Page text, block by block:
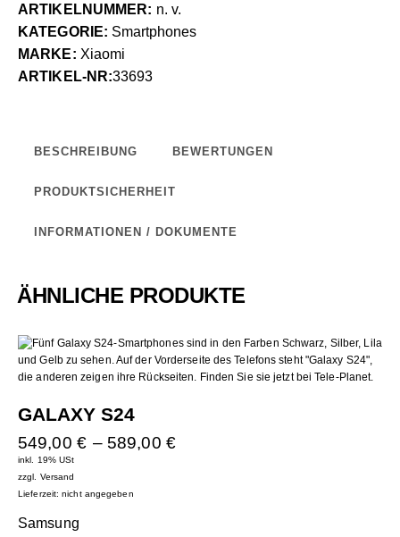
ARTIKELNUMMER: n. v.
KATEGORIE: Smartphones
MARKE: Xiaomi
ARTIKEL-NR:33693
BESCHREIBUNG BEWERTUNGEN
PRODUKTSICHERHEIT
INFORMATIONEN / DOKUMENTE
ÄHNLICHE PRODUKTE
GALAXY S24
549,00 € – 589,00 €
inkl. 19% USt
zzgl. Versand
Lieferzeit: nicht angegeben
Samsung